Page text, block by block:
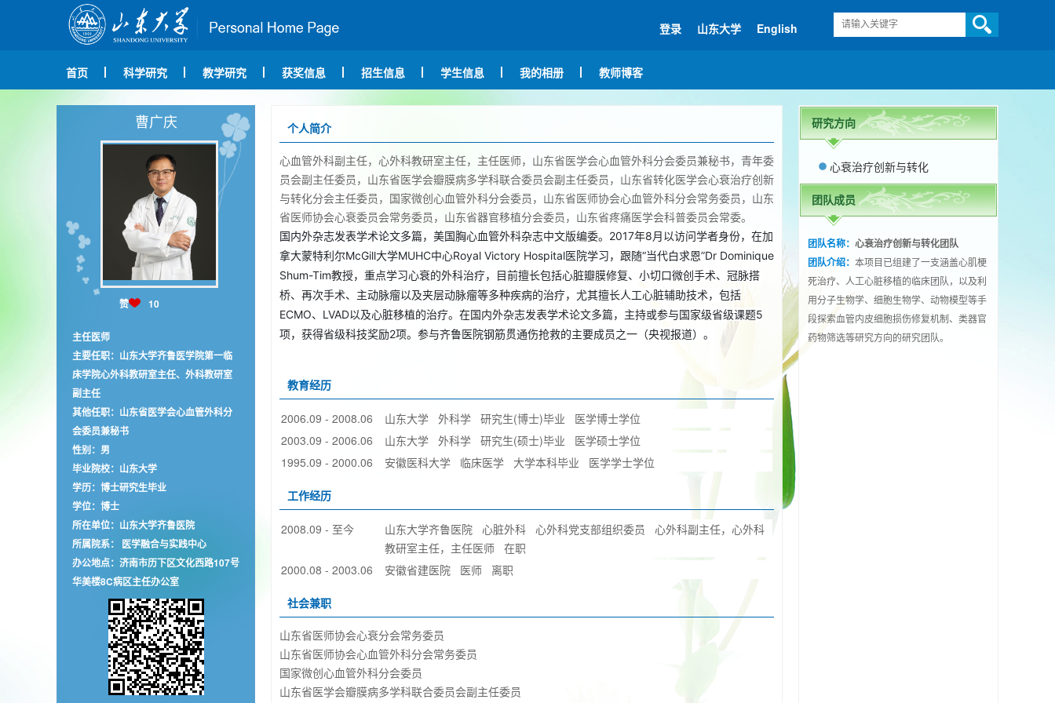
登录 山东大学 English
首页 科学研究 教学研究 获奖信息 招生信息 学生信息 我的相册 教师博客
曹广庆
赞 10
主任医师
主要任职：山东大学齐鲁医学院第一临
床学院心外科教研室主任、外科教研室
副主任
其他任职：山东省医学会心血管外科分
会委员兼秘书
性别：男
毕业院校：山东大学
学历：博士研究生毕业
学位：博士
所在单位：山东大学齐鲁医院
所属院系： 医学融合与实践中心
办公地点：济南市历下区文化西路107号
华美楼8C病区主任办公室
个人简介
心血管外科副主任，心外科教研室主任，主任医师，山东省医学会心血管外科分会委员兼秘书，青年委
员会副主任委员，山东省医学会瓣膜病多学科联合委员会副主任委员，山东省转化医学会心衰治疗创新
与转化分会主任委员，国家微创心血管外科分会委员，山东省医师协会心血管外科分会常务委员，山东
省医师协会心衰委员会常务委员，山东省器官移植分会委员，山东省疼痛医学会科普委员会常委。
国内外杂志发表学术论文多篇， 美国胸心血管外科杂志中文版编委。2017年8月以访问学者身份，在加
拿大蒙特利尔McGill大学MUHC中心Royal Victory Hospital医院学习，跟随“当代白求恩”Dr Dominique
Shum-Tim教授，重点学习心衰的外科治疗，目前擅长包括心脏瓣膜修复、小切口微创手术、冠脉搭
桥、再次手术、主动脉瘤以及夹层动脉瘤等多种疾病的治疗，尤其擅长人工心脏辅助技术，包括
ECMO、LVAD以及心脏移植的治疗。在国内外杂志发表学术论文多篇，主持或参与国家级省级课题5
项，获得省级科技奖励2项。参与齐鲁医院钢筋贯通伤抢救的主要成员之一（央视报道）。
教育经历
2006.09 - 2008.06 山东大学 外科学 研究生(博士)毕业
医学博士学位
2003.09 - 2006.06
山东大学 外科学 研究生(硕士)毕业
医学硕士学位
1995.09 - 2000.06
安徽医科大学 临床医学 大学本科毕业 医学学士学位
工作经历
2008.09 - 至今 山东大学齐鲁医院 心脏外科 心外科党支部组织委员
心外科副主任，心外科
教研室主任，主任医师 在职
2000.08 - 2003.06
安徽省建医院 医师 离职
社会兼职
山东省医师协会心衰分会常务委员
山东省医师协会心血管外科分会常务委员
国家微创心血管外科分会委员
山东省医学会瓣膜病多学科联合委员会副主任委员
研究方向
心衰治疗创新与转化
团队成员
团队名称： 心衰治疗创新与转化团队
团队介绍： 本项目已组建了一支涵盖心肌梗
死治疗、人工心脏移植的临床团队，以及利
用分子生物学、细胞生物学、动物模型等手
段探索血管内皮细胞损伤修复机制、类器官
药物筛选等研究方向的研究团队。